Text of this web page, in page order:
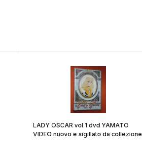
LADY OSCAR vol 1 dvd YAMATO
VIDEO nuovo e sigillato da collezione